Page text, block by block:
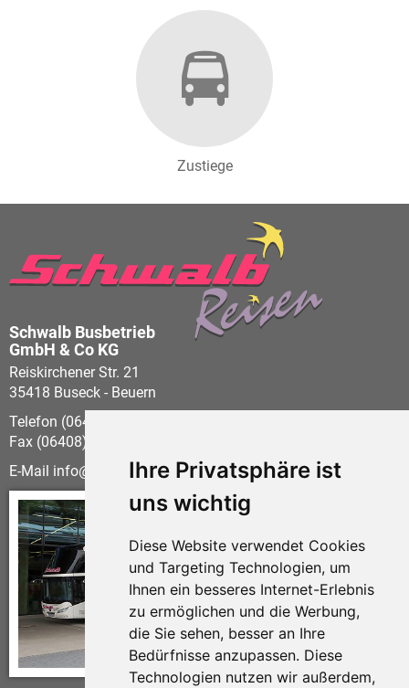
Ihre Privatsphäre ist
uns wichtig
Diese Website verwendet Cookies
und Targeting Technologien, um
Ihnen ein besseres Internet-Erlebnis
zu ermöglichen und die Werbung,
die Sie sehen, besser an Ihre
Bedürfnisse anzupassen. Diese
Technologien nutzen wir außerdem,
Zustiege
Schwalb Busbetrieb
GmbH & Co KG
Reiskirchener Str. 21
35418 Buseck - Beuern
Telefon (06408) 60 58-0
Fax (06408) 60 58-21
E-Mail info schwalb-reisen.de